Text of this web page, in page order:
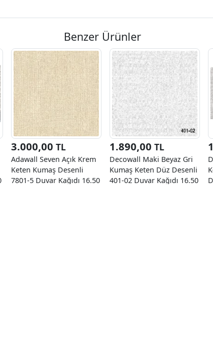
Benzer Ürünler
3.000,00 TL
Adawall Seven Açık Krem
Keten Kumaş Desenli
7801-5 Duvar Kağıdı 16.50
1.890,00 TL
Decowall Maki Beyaz Gri
Kumaş Keten Düz Desenli
401-02 Duvar Kağıdı 16.50